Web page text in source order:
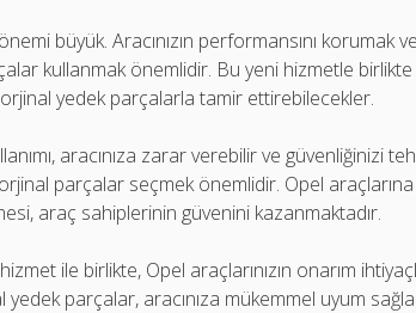
büyük. Aracınızın performansını korumak
kullanmak önemlidir. Bu yeni hizmetle birlikte
yedek parçalarla tamir ettirebilecekler.
aracınıza zarar verebilir ve güvenliğinizi
parçalar seçmek önemlidir. Opel
araç sahiplerinin güvenini kazanmaktadır.
ile birlikte, Opel araçlarınızın onarım
yedek parçalar, aracınıza mükemmel uyum